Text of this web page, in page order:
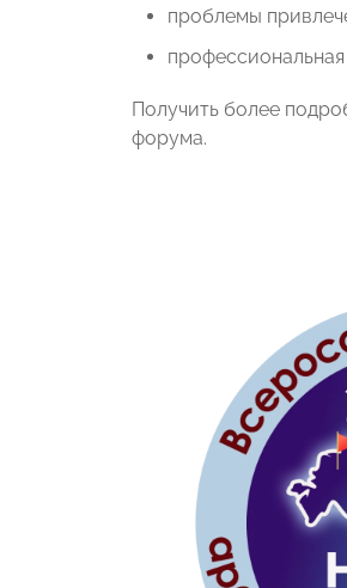
проблемы
Получить более
форума.